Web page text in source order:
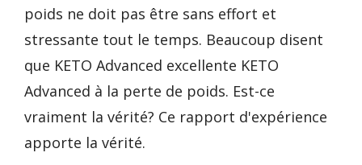
poids ne doit pas être sans effort et
stressante tout le temps. Beaucoup disent
que KETO Advanced excellente KETO
Advanced à la perte de poids. Est-ce
vraiment la vérité? Ce rapport d'expérience
apporte la vérité.